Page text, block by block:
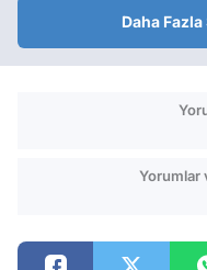
Daha
Yorumlar